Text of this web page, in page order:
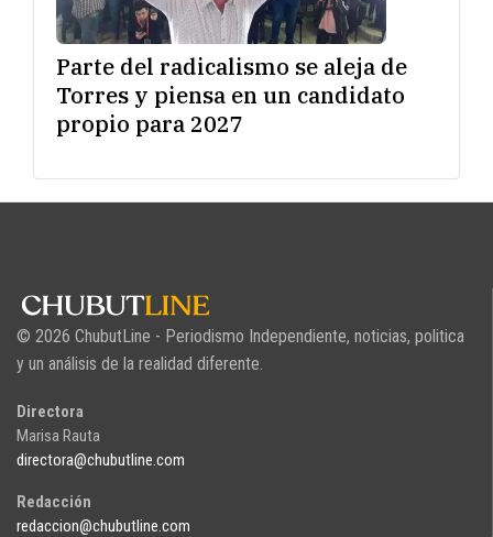
Parte del radicalismo se aleja de
Torres y piensa en un candidato
propio para 2027
© 2026 ChubutLine - Periodismo Independiente, noticias, politica
y un análisis de la realidad diferente.
Directora
Marisa Rauta
directora@chubutline.com
Redacción
redaccion@chubutline.com